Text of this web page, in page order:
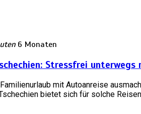
6 Monaten
Stressfrei unterwegs
mit Autoanreise
bietet sich für solche